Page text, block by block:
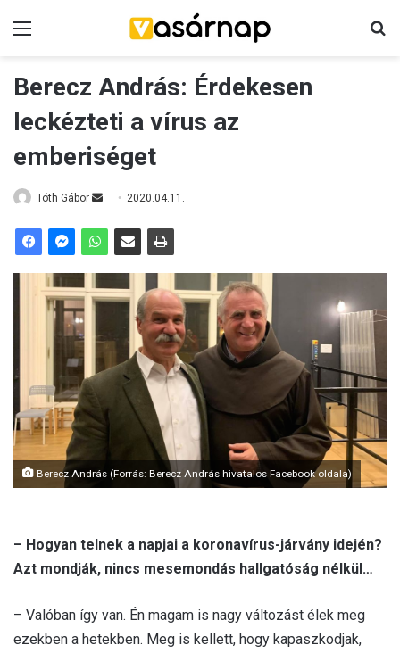
Berecz András: Érdekesen
leckézteti a vírus az
emberiséget
Tóth Gábor
n
a
l
2020.04.11.
Berecz András (Forrás: Berecz András hivatalos Facebook oldala)
– Hogyan telnek a napjai a koronavírus-járvány idején?
Azt mondják, nincs mesemondás hallgatóság nélkül…
– Valóban így van. Én magam is nagy változást élek meg
ezekben a hetekben. Meg is kellett, hogy kapaszkodjak,